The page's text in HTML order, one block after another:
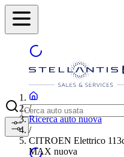
/
Ricerca auto nuova
/
CITROEN Elettrico
MAX nuova